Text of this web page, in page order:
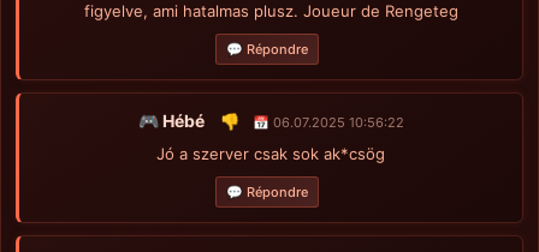
figyelve, ami hatalmas plusz. Joueur de Rengeteg
💬 Répondre
🎮 Hébé 👎 📅 06.07.2025 10:56:22
Jó a szerver csak sok ak*csög
💬 Répondre